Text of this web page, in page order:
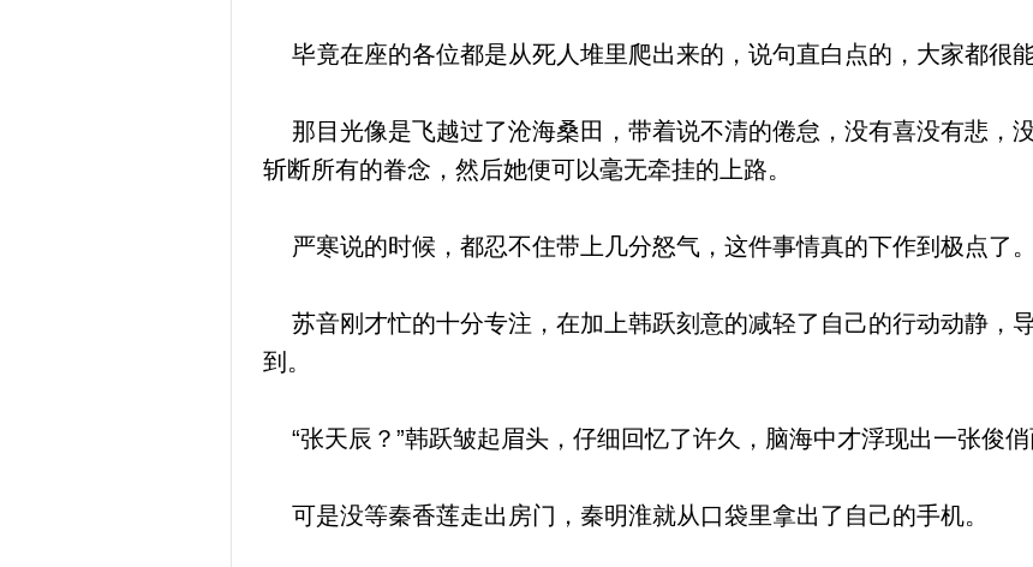
毕竟在座的各位都是从死人堆里爬出来的，说句直白点的，大家都很能
那目光像是飞越过了沧海桑田，带着说不清的倦怠，没有喜没有悲，
斩断所有的眷念，然后她便可以毫无牵挂的上路。
严寒说的时候，都忍不住带上几分怒气，这件事情真的下作到极点了。
苏音刚才忙的十分专注，在加上韩跃刻意的减轻了自己的行动动静，
到。
“张天辰？”韩跃皱起眉头，仔细回忆了许久，脑海中才浮现出一张俊俏
可是没等秦香莲走出房门，秦明淮就从口袋里拿出了自己的手机。